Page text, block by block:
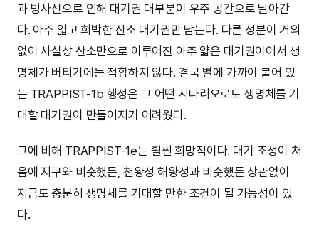
과 방사선으로 인해 대기권 대부분이 우주 공간으로 날아간
다. 아주 얇고 희박한 산소 대기권만 남는다. 다른 성분이 거의
없이 사실상 산소만으로 이루어진 아주 얇은 대기권이어서 생
명체가 버티기에는 적합하지 않다. 결국 별에 가까이 붙어 있
는 TRAPPIST-1b 행성은 그 어떤 시나리오로도 생명체를 기
대할 대기권이 만들어지기 어려웠다.
그에 비해 TRAPPIST-1e는 훨씬 희망적이다. 대기 조성이 처
음에 지구와 비슷했든, 천왕성 해왕성과 비슷했든 상관없이
지금도 충분히 생명체를 기대할 만한 조건이 될 가능성이 있
다.